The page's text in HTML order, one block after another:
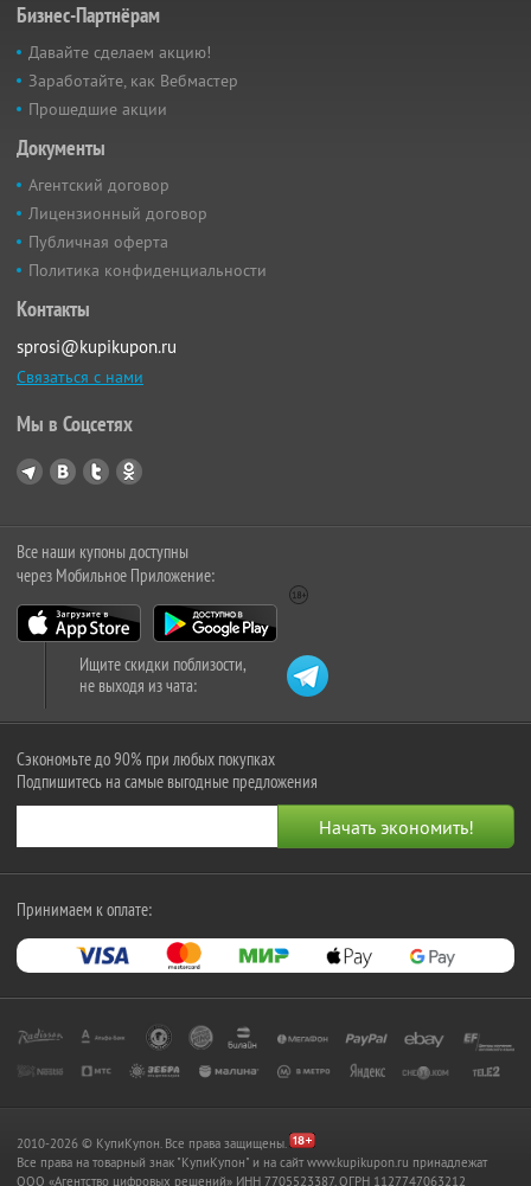
Бизнес-Партнёрам
Давайте сделаем акцию!
Заработайте, как Вебмастер
Прошедшие акции
Документы
Агентский договор
Лицензионный договор
Публичная оферта
Политика конфиденциальности
Контакты
sprosi@kupikupon.ru
Связаться с нами
Мы в Соцсетях
Все наши купоны доступны
через Мобильное Приложение:
Ищите скидки поблизости,
не выходя из чата:
Сэкономьте до 90% при любых покупках
Подпишитесь на самые выгодные предложения
Принимаем к оплате:
2010-2026 © КупиКупон. Все права защищены.
Все права на товарный знак "КупиКупон" и на сайт www.kupikupon.ru принадлежат
OOO «Агентство цифровых решений» ИНН 7705523387, ОГРН 1127747063212